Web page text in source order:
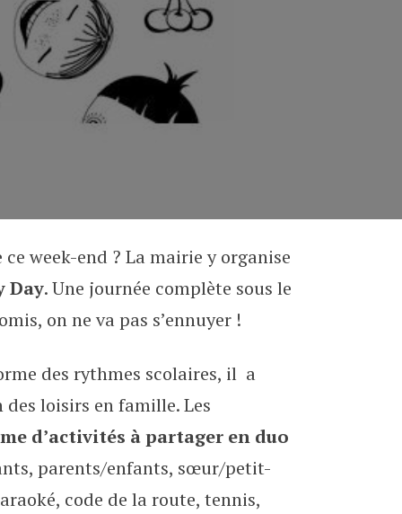
Day
week-end ? La mairie y organise
Day. Une journée complète sous le
on ne va pas s’ennuyer !
des rythmes scolaires, il a
loisirs en famille. Les
d’activités à partager en duo
parents/enfants, sœur/petit-
code de la route, tennis,